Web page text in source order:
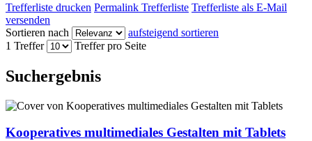
Trefferliste drucken Permalink Trefferliste Trefferliste als E-Mail
versenden
Sortieren nach
aufsteigend sortieren
1 Treffer
Treffer pro Seite
Suchergebnis
Kooperatives multimediales Gestalten mit Tablets